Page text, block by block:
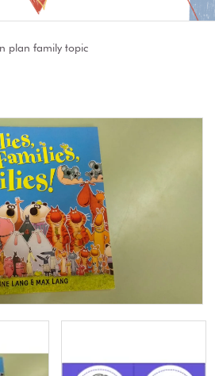
plan family topic